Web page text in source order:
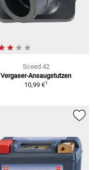
Sceed 42
Vergaser-Ansaugstutzen
10,99 €1